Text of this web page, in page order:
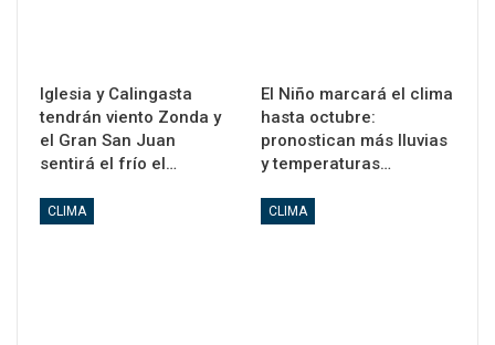
Iglesia y Calingasta
tendrán viento Zonda y
el Gran San Juan
sentirá el frío el…
El Niño marcará el clima
hasta octubre:
pronostican más lluvias
y temperaturas…
CLIMA CLIMA